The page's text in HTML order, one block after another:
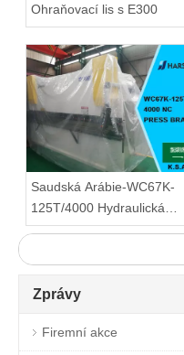
Ohraňovací lis s E300
Saudská Arábie-WC67K-
125T/4000 Hydraulická
ohýbačka
Zprávy
Firemní akce